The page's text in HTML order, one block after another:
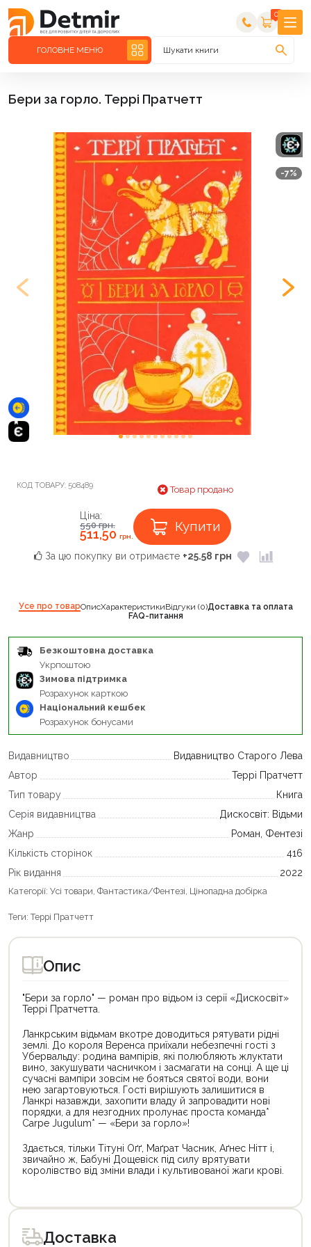
0
ГОЛОВНЕ МЕНЮ Шукати книги
Бери за горло. Террі Пратчетт
-7%
КОД ТОВАРУ: 508489 Товар продано
Ціна:
550грн.
511,50 грн.
Купити
За цю покупку ви отримаєте +25.58 грн
Усе про товарОписХарактеристикиВідгуки (0)Доставка та оплата
FAQ-питання
Безкоштовна доставка
Укрпоштою
Зимова підтримка
Розрахунок карткою
Національний кешбек
Розрахунок бонусами
Видавництво
Видавництво Старого Лева
Автор
Террі Пратчетт
Тип товару
Книга
Серія видавництва
Дискосвіт: Відьми
Жанр
Роман, Фентезі
Кількість сторінок
416
Рік видання
2022
Категорії: Усі товари Фантастика/Фентезі Цінопадна добірка
Теги: Террі Пратчетт
Опис
"Бери за горло" — роман про відьом із серії «Дискосвіт»
Террі Пратчетта.
Ланкрським відьмам вкотре доводиться рятувати рідні
землі. До короля Веренса приїхали небезпечні гості з
Убервальду: родина вампірів, які полюбляють жлуктати
вино, закушувати часничком і засмагати на сонці. А ще ці
сучасні вампіри зовсім не бояться святої води, вони
нею загартовуються. Гості вирішують залишитися в
Ланкрі назавжди, захопити владу й запровадити нові
порядки, а для незгодних пролунає проста команда*
Carpe Jugulum* — «Бери за горло»!
Здається, тільки Тітуні Оґґ, Маґрат Часник, Аґнес Нітт і,
звичайно ж, Бабуні Дощевіск під силу врятувати
королівство від зміни влади і культивованої жаги крові.
товар
для
покупки
товар
для
покупкиДоставка